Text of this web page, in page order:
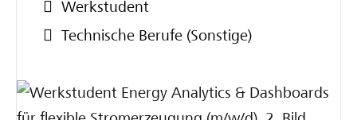
Deine Ausbilderinnen und Ausbilder
Werkstudent
Technische Berufe (Sonstige)